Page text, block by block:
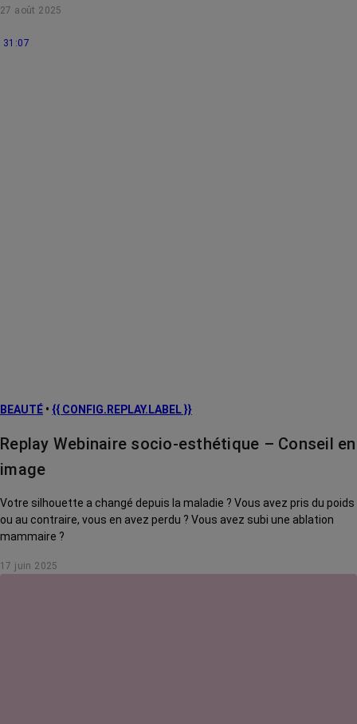
Démonstration.
27 août 2025
31:07
BEAUTÉ • {{ CONFIG.REPLAY.LABEL }}
Replay Webinaire socio-esthétique – Conseil en
image
Votre silhouette a changé depuis la maladie ? Vous avez pris du poids
ou au contraire, vous en avez perdu ? Vous avez subi une ablation
mammaire ?
17 juin 2025